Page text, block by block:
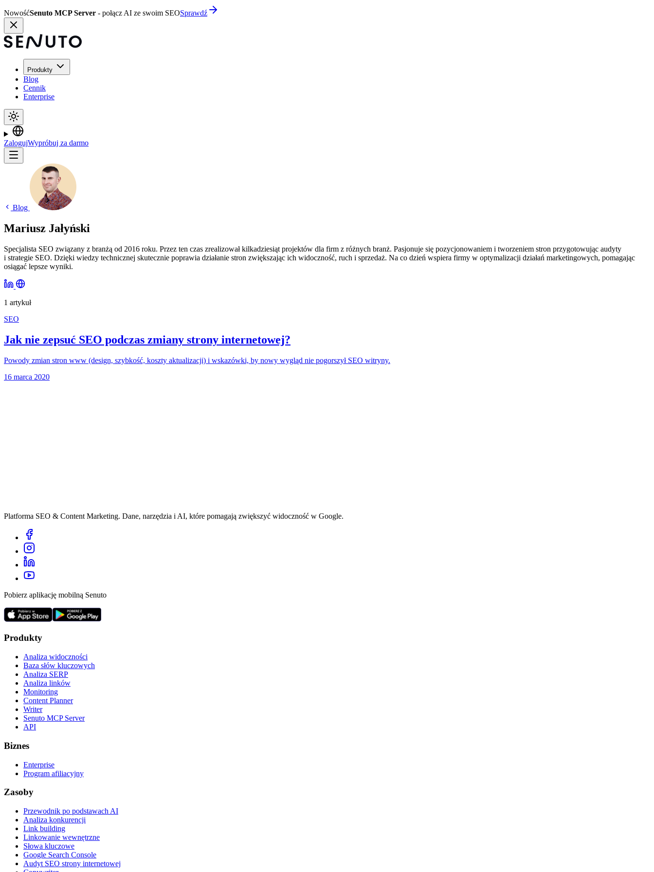
NowośćSenuto MCP Server - połącz AI ze swoim SEOSprawdź
Produkty
Blog
Cennik
Enterprise
ZalogujWypróbuj za darmo
Blog
Mariusz Jałyński
Specjalista SEO związany z branżą od 2016 roku. Przez ten czas zrealizował kilkadziesiąt projektów dla firm z różnych branż. Pasjonuje się pozycjonowaniem i tworzeniem stron przygotowując audyty
i strategie SEO. Dzięki wiedzy technicznej skutecznie poprawia działanie stron zwiększając ich widoczność, ruch i sprzedaż. Na co dzień wspiera firmy w optymalizacji działań marketingowych, pomagając
osiągać lepsze wyniki.
1 artykuł
SEO
Jak nie zepsuć SEO podczas zmiany strony internetowej?
Powody zmian stron www (design, szybkość, koszty aktualizacji) i wskazówki, by nowy wygląd nie pogorszył SEO witryny.
16 marca 2020
Platforma SEO & Content Marketing. Dane, narzędzia i AI, które pomagają zwiększyć widoczność w Google.
Pobierz aplikację mobilną Senuto
Produkty
Analiza widoczności
Baza słów kluczowych
Analiza SERP
Analiza linków
Monitoring
Content Planner
Writer
Senuto MCP Server
API
Biznes
Enterprise
Program afiliacyjny
Zasoby
Przewodnik po podstawach AI
Analiza konkurencji
Link building
Linkowanie wewnętrzne
Słowa kluczowe
Google Search Console
Audyt SEO strony internetowej